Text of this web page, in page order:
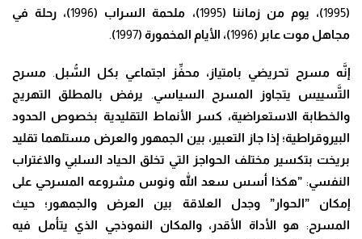
(
1995
)، يوم من زماننا (1995
)، ملحمة السراب (1996
)، رحلة في
مجاهل موت عابر (1996
)، الأيام المخمورة (1997
)
إنَّه مسرح تحريضي بامتياز ، محفِّز اجتماعي بكل السُّبل
مسرح
التَّسييس يتجاوز المسرح السياسي
يرفض بالمطلق التهريج
والخطابة الاستعراضية، كسر الأنماط التقليدية بخصوص الحدود
البيروقراطية؛ إذا جاز التعبير، بين الجمهور والعرض مستلهما تقليد
بريخت بتكسير مختلف الحواجز التي تخلق الحياد السلبي والاغتراب
النفسي:
”هكذا أسس سعد الله ونوس مشروعه المسرحي على
إمكان ”الحوار” وجدل العلاقة بين العرض والجمهور ؛ حيث
المسرح: هو الأداة الأقدر ،والمكان النموذجي الذي يتأمل فيه